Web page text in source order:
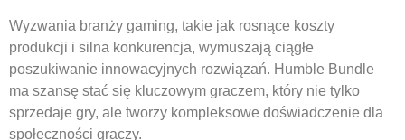
Wyzwania branży gaming, takie jak rosnące koszty
produkcji i silna konkurencja, wymuszają ciągłe
poszukiwanie innowacyjnych rozwiązań. Humble Bundle
ma szansę stać się kluczowym graczem, który nie tylko
sprzedaje gry, ale tworzy kompleksowe doświadczenie dla
społeczności graczy.